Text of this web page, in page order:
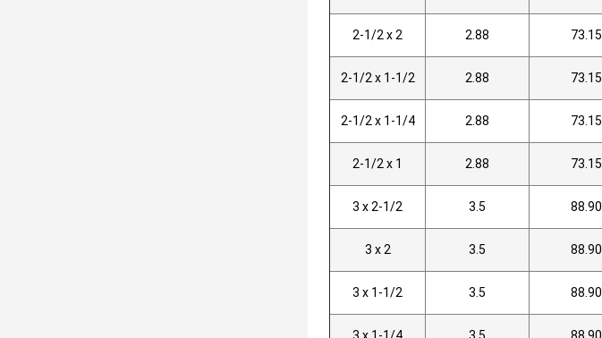
2-1/2 x 2 2.88 73.15
2-1/2 x 1-1/2 2.88 73.15
2-1/2 x 1-1/4 2.88 73.15
2-1/2 x 1 2.88 73.15
3 x 2-1/2 3.5 88.90
3 x 2 3.5 88.90
3 x 1-1/2 3.5 88.90